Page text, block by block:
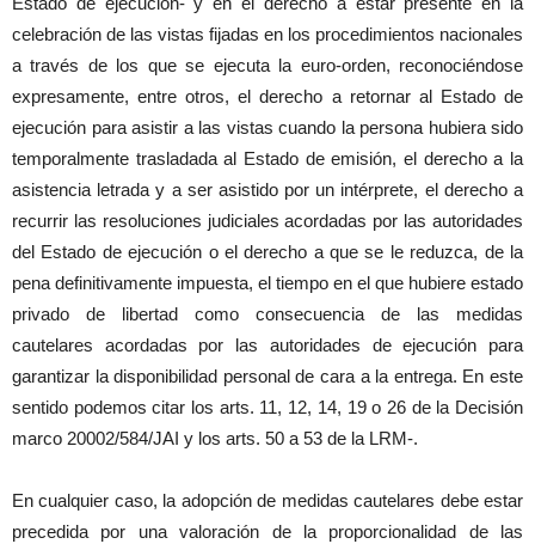
celebración de las vistas fijadas en los procedimientos nacionales
a través de los que se ejecuta la euro-orden, reconociéndose
expresamente, entre otros, el derecho a retornar al Estado de
ejecución para asistir a las vistas cuando la persona hubiera sido
temporalmente trasladada al Estado de emisión, el derecho a la
asistencia letrada y a ser asistido por un intérprete, el derecho a
recurrir las resoluciones judiciales acordadas por las autoridades
del Estado de ejecución o el derecho a que se le reduzca, de la
pena definitivamente impuesta, el tiempo en el que hubiere estado
privado de libertad como consecuencia de las medidas
cautelares acordadas por las autoridades de ejecución para
garantizar la disponibilidad personal de cara a la entrega. En este
sentido podemos citar los arts. 11, 12, 14, 19 o 26 de la Decisión
marco 20002/584/JAI y los arts. 50 a 53 de la LRM-.
En cualquier caso, la adopción de medidas cautelares debe estar
precedida por una valoración de la proporcionalidad de las